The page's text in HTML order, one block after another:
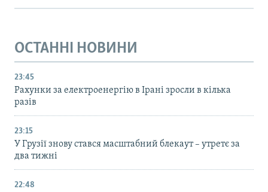
ОСТАННІ НОВИНИ
23:45
Рахунки за електроенергію в Ірані зросли в кілька
разів
23:15
У Грузії знову стався масштабний блекаут – утретє за
два тижні
22:48